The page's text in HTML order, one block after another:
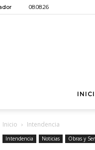
08.08.26
Inicio Intendencia
Intendencia Noticias Obras y